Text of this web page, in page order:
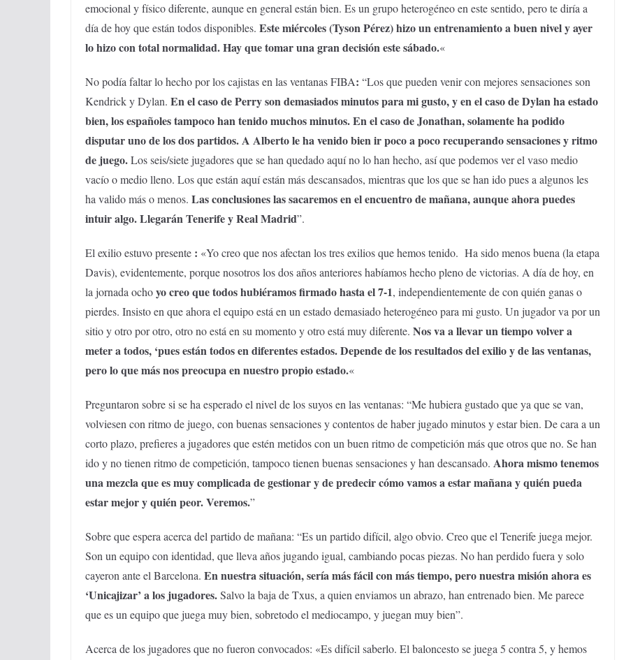
emocional y físico diferente, aunque en general están bien. Es un grupo heterogéneo en este sentido, pero te diría a
día de hoy que están todos disponibles. Este miércoles (Tyson Pérez) hizo un entrenamiento a buen nivel y ayer
lo hizo con total normalidad. Hay que tomar una gran decisión este sábado.«
No podía faltar lo hecho por los cajistas en las ventanas FIBA: “Los que pueden venir con mejores sensaciones son
Kendrick y Dylan. En el caso de Perry son demasiados minutos para mi gusto, y en el caso de Dylan ha estado
bien, los españoles tampoco han tenido muchos minutos. En el caso de Jonathan, solamente ha podido
disputar uno de los dos partidos. A Alberto le ha venido bien ir poco a poco recuperando sensaciones y ritmo
de juego.Los seis/siete jugadores que se han quedado aquí no lo han hecho, así que podemos ver el vaso medio
vacío o medio lleno. Los que están aquí están más descansados, mientras que los que se han ido pues a algunos les
ha valido más o menos. Las conclusiones las sacaremos en el encuentro de mañana, aunque ahora puedes
intuir algo. Llegarán Tenerife y Real Madrid”.
El exilio estuvo presente : «Yo creo que nos afectan los tres exilios que hemos tenido. Ha sido menos buena (la etapa
Davis), evidentemente, porque nosotros los dos años anteriores habíamos hecho pleno de victorias. A día de hoy, en
la jornada ochoyo creo que todos hubiéramos firmado hasta el 7-1, independientemente de con quién ganas o
pierdes. Insisto en que ahora el equipo está en un estado demasiado heterogéneo para mi gusto. Un jugador va por un
sitio y otro por otro, otro no está en su momento y otro está muy diferente. Nos va a llevar un tiempo volver a
meter a todos, ‘pues están todos en diferentes estados. Depende de los resultados del exilio y de las ventanas,
pero lo que más nos preocupa en nuestro propio estado.«
Preguntaron sobre si se ha esperado el nivel de los suyos en las ventanas: “Me hubiera gustado que ya que se van,
volviesen con ritmo de juego, con buenas sensaciones y contentos de haber jugado minutos y estar bien. De cara a un
corto plazo, prefieres a jugadores que estén metidos con un buen ritmo de competición más que otros que no. Se han
ido y no tienen ritmo de competición, tampoco tienen buenas sensaciones y han descansado. Ahora mismo tenemos
una mezcla que es muy complicada de gestionar y de predecir cómo vamos a estar mañana y quién pueda
estar mejor y quién peor. Veremos.”
Sobre que espera acerca del partido de mañana: “Es un partido difícil, algo obvio. Creo que el Tenerife juega mejor.
Son un equipo con identidad, que lleva años jugando igual, cambiando pocas piezas. No han perdido fuera y solo
cayeron ante el Barcelona. En nuestra situación, sería más fácil con más tiempo, pero nuestra misión ahora es
‘Unicajizar’ a los jugadores.Salvo la baja de Txus, a quien enviamos un abrazo, han entrenado bien. Me parece
que es un equipo que juega muy bien, sobretodo el mediocampo, y juegan muy bien”.
Acerca de los jugadores que no fueron convocados: «Es difícil saberlo. El baloncesto se juega 5 contra 5, y hemos